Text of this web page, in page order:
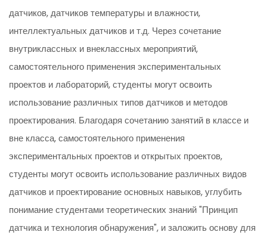
датчиков, датчиков температуры и влажности,
интеллектуальных датчиков и т.д. Через сочетание
внутриклассных и внеклассных мероприятий,
самостоятельного применения экспериментальных
проектов и лабораторий, студенты могут освоить
использование различных типов датчиков и методов
проектирования. Благодаря сочетанию занятий в классе и
вне класса, самостоятельного применения
экспериментальных проектов и открытых проектов,
студенты могут освоить использование различных видов
датчиков и проектирование основных навыков, углубить
понимание студентами теоретических знаний "Принцип
датчика и технология обнаружения", и заложить основу для